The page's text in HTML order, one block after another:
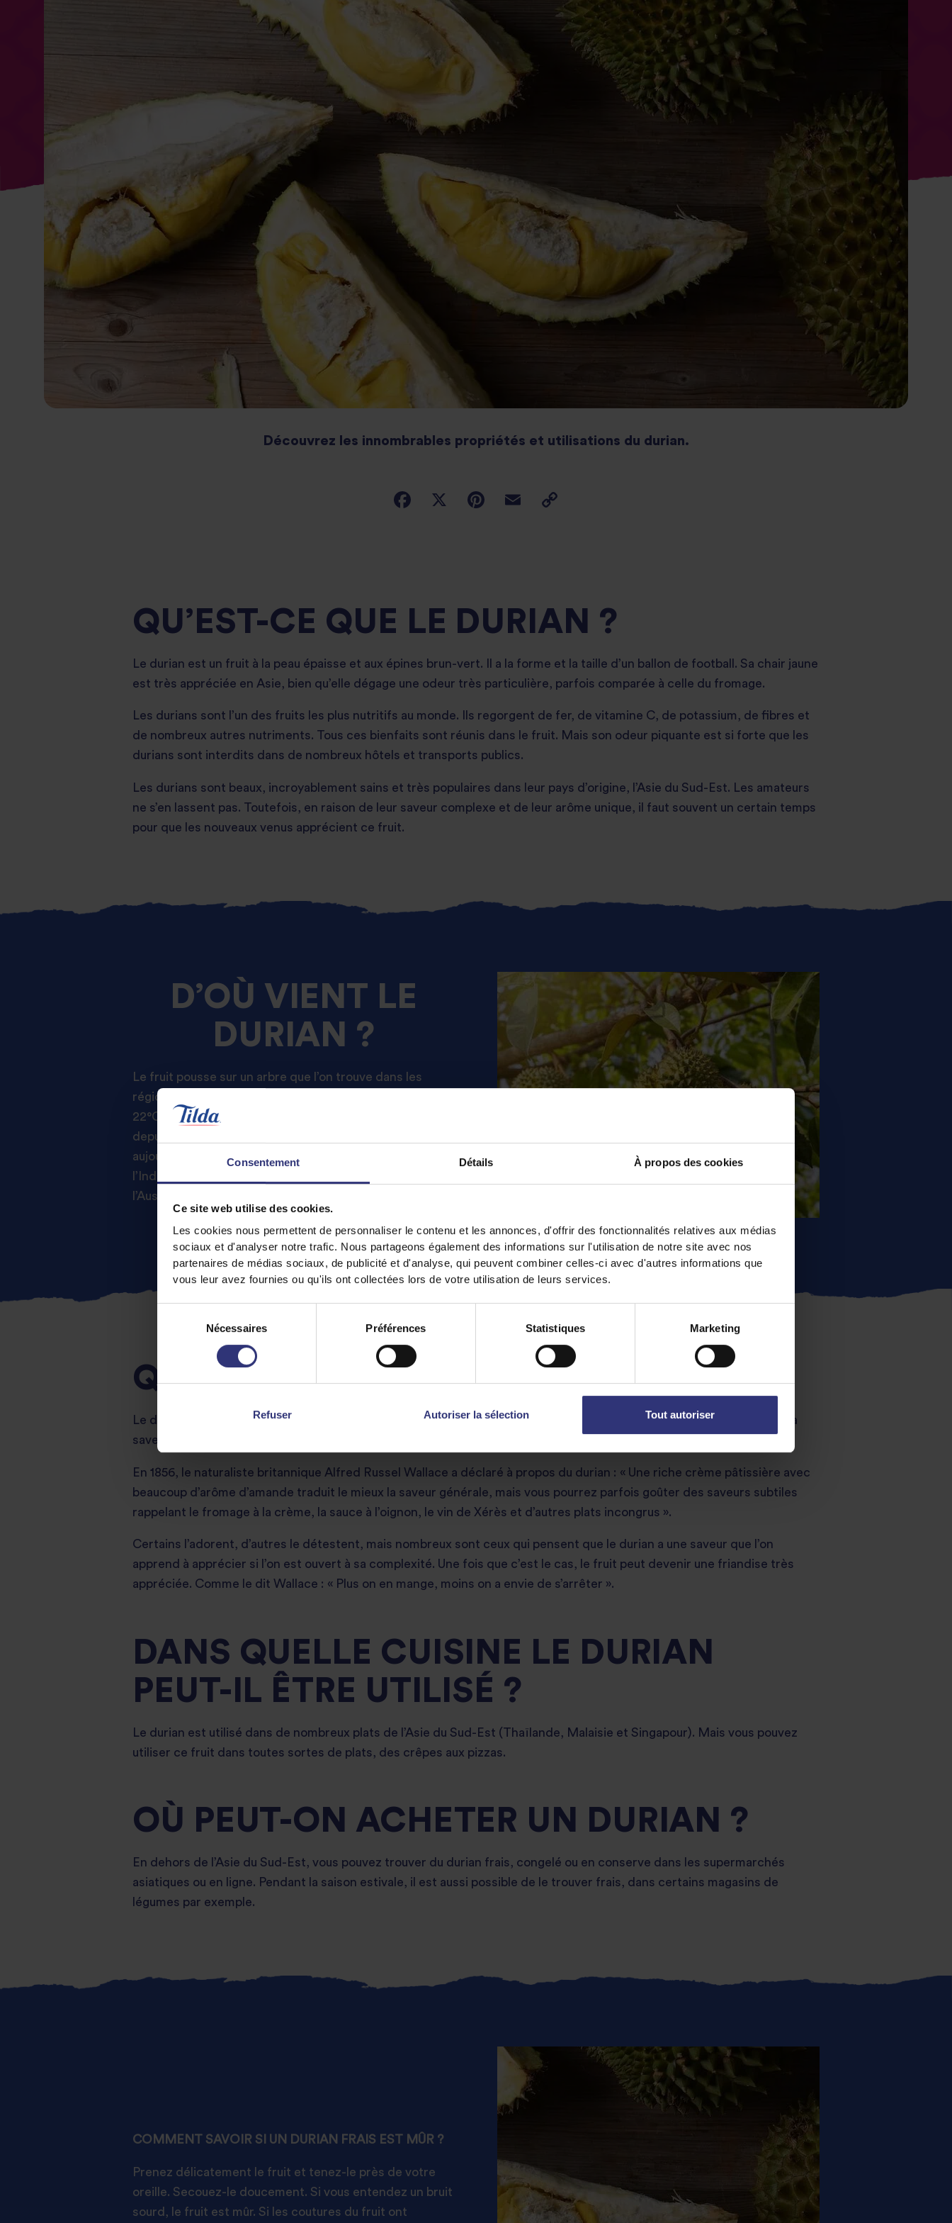
Consentement Détails À propos des cookies
Ce site web utilise des cookies.
Les cookies nous permettent de personnaliser le contenu et les annonces, d'offrir des fonctionnalités relatives aux médias
sociaux et d'analyser notre trafic. Nous partageons également des informations sur l'utilisation de notre site avec nos
partenaires de médias sociaux, de publicité et d'analyse, qui peuvent combiner celles-ci avec d'autres informations que
vous leur avez fournies ou qu'ils ont collectées lors de votre utilisation de leurs services.
consentement
Nécessaires Préférences Statistiques Marketing
Refuser Autoriser la sélection Tout autoriser
Découvrez les innombrables propriétés et utilisations du durian.
QU’EST-CE QUE LE DURIAN ?
Le durian est un fruit à la peau épaisse et aux épines brun-vert. Il a la forme et la taille d’un ballon de football. Sa chair jaune
est très appréciée en Asie, bien qu’elle dégage une odeur très particulière, parfois comparée à celle du fromage.
Les durians sont l’un des fruits les plus nutritifs au monde. Ils regorgent de fer, de vitamine C, de potassium, de fibres et
de nombreux autres nutriments. Tous ces bienfaits sont réunis dans le fruit. Mais son odeur piquante est si forte que les
durians sont interdits dans de nombreux hôtels et transports publics.
Les durians sont beaux, incroyablement sains et très populaires dans leur pays d’origine, l’Asie du Sud-Est. Les amateurs
ne s’en lassent pas. Toutefois, en raison de leur saveur complexe et de leur arôme unique, il faut souvent un certain temps
pour que les nouveaux venus apprécient ce fruit.
D’OÙ VIENT LE
DURIAN ?
Le fruit pousse sur un arbre que l’on trouve dans les
régions tropicales où la température minimale est de
22°C. Le fruit est apprécié et récolté en Asie du Sud-Est
depuis des siècles. Originaire de Malaisie, l’arbre est
aujourd’hui cultivé dans de nombreux pays chauds, dont
l’Indonésie, Bornéo, les Philippines, la Thaïlande et
l’Australie.
QUEL EST LE GOÛT DU DURIAN ?
Le durian est un régal pour le palais : un mélange de savoureux, de sucré et de crémeux. Chaque durian raconte, par sa
saveur différente, où et comment il a été cultivé.
En 1856, le naturaliste britannique Alfred Russel Wallace a déclaré à propos du durian : « Une riche crème pâtissière avec
beaucoup d’arôme d’amande traduit le mieux la saveur générale, mais vous pourrez parfois goûter des saveurs subtiles
rappelant le fromage à la crème, la sauce à l’oignon, le vin de Xérès et d’autres plats incongrus ».
Certains l’adorent, d’autres le détestent, mais nombreux sont ceux qui pensent que le durian a une saveur que l’on
apprend à apprécier si l’on est ouvert à sa complexité. Une fois que c’est le cas, le fruit peut devenir une friandise très
appréciée. Comme le dit Wallace : « Plus on en mange, moins on a envie de s’arrêter ».
DANS QUELLE CUISINE LE DURIAN
PEUT-IL ÊTRE UTILISÉ ?
Le durian est utilisé dans de nombreux plats de l’Asie du Sud-Est (Thaïlande, Malaisie et Singapour). Mais vous pouvez
utiliser ce fruit dans toutes sortes de plats, des crêpes aux pizzas.
OÙ PEUT-ON ACHETER UN DURIAN ?
En dehors de l’Asie du Sud-Est, vous pouvez trouver du durian frais, congelé ou en conserve dans les supermarchés
asiatiques ou en ligne. Pendant la saison estivale, il est aussi possible de le trouver frais, dans certains magasins de
légumes par exemple.
COMMENT SAVOIR SI UN DURIAN FRAIS EST MÛR ?
Prenez délicatement le fruit et tenez-le près de votre
oreille. Secouez-le doucement. Si vous entendez un bruit
sourd, le fruit est mûr. Si les coutures du fruit ont